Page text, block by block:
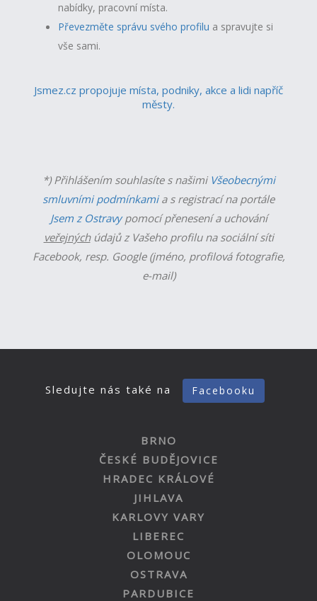
nabídky, pracovní místa.
Převezměte správu svého profilu a spravujte si
vše sami.
Jsmez.cz propojuje místa, podniky, akce a lidi napříč
městy.
*) Přihlášením souhlasíte s našimi Všeobecnými
smluvními podmínkamia s registrací na portále
Jsem z Ostravypomocí přenesení a uchování
veřejnýchúdajů z Vašeho profilu na sociální síti
Facebook, resp. Google (jméno, profilová fotografie,
e-mail)
Sledujte nás také na Facebooku
BRNO
ČESKÉ BUDĚJOVICE
HRADEC KRÁLOVÉ
JIHLAVA
KARLOVY VARY
LIBEREC
OLOMOUC
OSTRAVA
PARDUBICE